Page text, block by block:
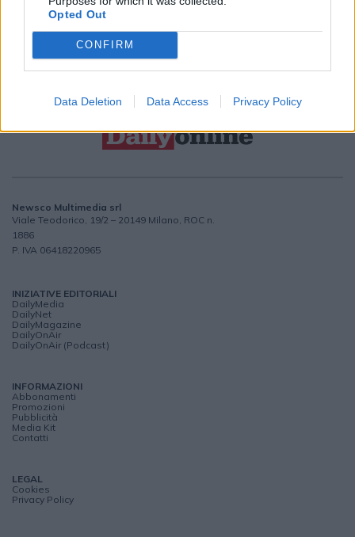
Opted Out
CONFIRM
Data Deletion Data Access Privacy Policy
CONTATTACI
Newsco Multimedia srl
Viale Teodorico, 19/2 – 20149 Milano, ROC n.
1886
P. IVA 06418220965
INIZIATIVE EDITORIALI
DailyMedia
DailyNet
DailyMagazine
DailyOnAir
DailyOnAir (Podcast)
INFORMAZIONI
Abbonamenti
Promozioni
Pubblicità
Media Kit
Contatti
LEGAL
Cookies
Privacy Policy